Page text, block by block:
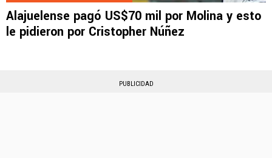
Alajuelense pagó US$70 mil por Molina y esto
le pidieron por Cristopher Núñez
PUBLICIDAD